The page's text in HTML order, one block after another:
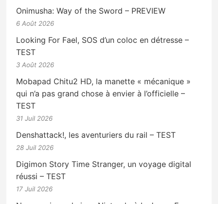
Onimusha: Way of the Sword – PREVIEW
6 Août 2026
Looking For Fael, SOS d’un coloc en détresse –
TEST
3 Août 2026
Mobapad Chitu2 HD, la manette « mécanique »
qui n’a pas grand chose à envier à l’officielle –
TEST
31 Juil 2026
Denshattack!, les aventuriers du rail – TEST
28 Juil 2026
Digimon Story Time Stranger, un voyage digital
réussi – TEST
17 Juil 2026